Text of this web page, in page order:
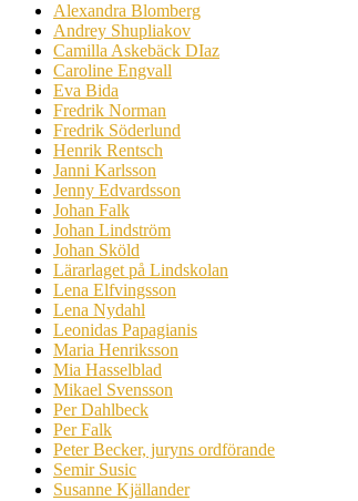
Alexandra Blomberg
Andrey Shupliakov
Camilla Askebäck DIaz
Caroline Engvall
Eva Bida
Fredrik Norman
Fredrik Söderlund
Henrik Rentsch
Janni Karlsson
Jenny Edvardsson
Johan Falk
Johan Lindström
Johan Sköld
Lärarlaget på Lindskolan
Lena Elfvingsson
Lena Nydahl
Leonidas Papagianis
Maria Henriksson
Mia Hasselblad
Mikael Svensson
Per Dahlbeck
Per Falk
Peter Becker, juryns ordförande
Semir Susic
Susanne Kjällander